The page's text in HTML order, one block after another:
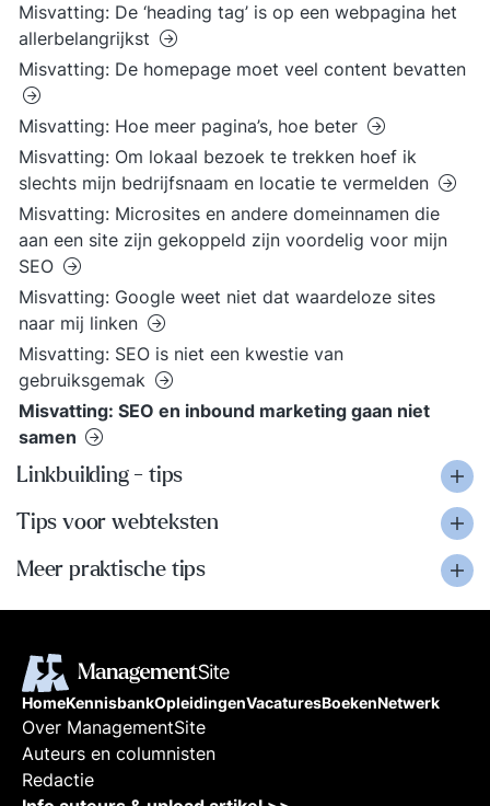
Misvatting: De ‘heading tag’ is op een webpagina het
allerbelangrijkst
Misvatting: De homepage moet veel content bevatten
Misvatting: Hoe meer pagina’s, hoe beter
Misvatting: Om lokaal bezoek te trekken hoef ik
slechts mijn bedrijfsnaam en locatie te vermelden
Misvatting: Microsites en andere domeinnamen die
aan een site zijn gekoppeld zijn voordelig voor mijn
SEO
Misvatting: Google weet niet dat waardeloze sites
naar mij linken
Misvatting: SEO is niet een kwestie van
gebruiksgemak
Misvatting: SEO en inbound marketing gaan niet
samen
Linkbuilding - tips
Tips voor webteksten
Meer praktische tips
HomeKennisbankOpleidingenVacaturesBoekenNetwerk
Over ManagementSite
Auteurs en columnisten
Redactie